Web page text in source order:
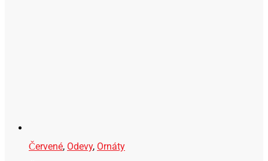
Červené, Odevy, Ornáty